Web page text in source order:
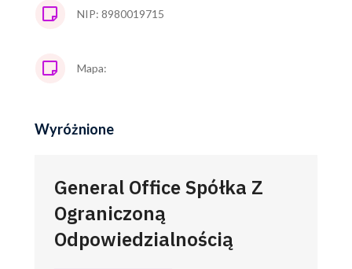
NIP: 8980019715
Mapa:
Wyróżnione
General Office Spółka Z
Ograniczoną
Odpowiedzialnością